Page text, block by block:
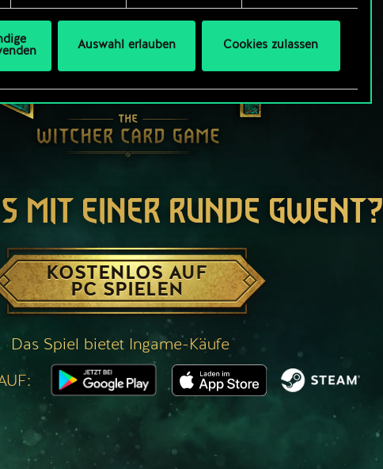
Auswahl erlauben Cookies zulassen
MIT EINER RUNDE GWENT?
KOSTENLOS AUF
PC SPIELEN
Das Spiel bietet Ingame-Käufe